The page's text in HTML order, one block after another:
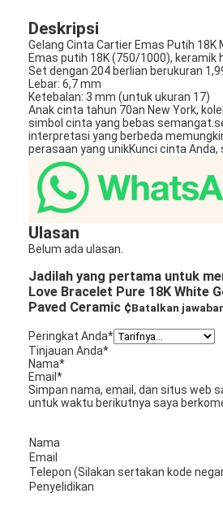
Deskripsi
Gelang Cinta Cartier Emas Putih 18K
Emas putih 18K (750/1000), keramik
Set dengan 204 berlian berukuran
Lebar: 6,7 mm
Ketebalan: 3 mm (untuk ukuran 17)
Anak cinta tahun 70an New York,
simbol cinta yang bebas
interpretasi yang berbeda
perasaan yang unikKunci cinta Anda,
Ulasan
Belum ada ulasan.
Jadilah yang pertama untuk
Love Bracelet Pure 18K White
Paved Ceramic ¢Batalkan
Peringkat Anda*
Tinjauan Anda*
Nama*
Email*
Simpan nama, email, dan situs web
untuk waktu berikutnya saya
Nama
Email
Telepon (Silakan sertakan kode
Penyelidikan